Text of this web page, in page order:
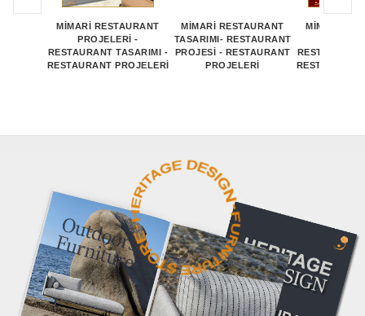
MİMARİ RESTAURANT
PROJELERİ -
RESTAURANT TASARIMI -
RESTAURANT PROJELERİ
MİMARİ RESTAURANT
TASARIMI- RESTAURANT
PROJESİ - RESTAURANT
PROJELERİ
MİMARİ
RESTAURANT